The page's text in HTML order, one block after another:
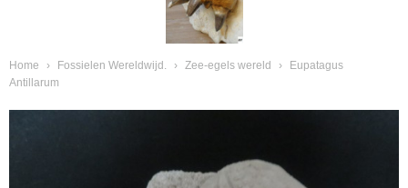
Home › Fossielen Wereldwijd. › Zee-egels wereld ›
Eupatagus
Antillarum